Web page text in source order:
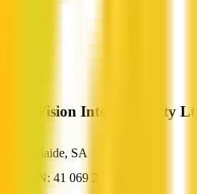
MindVision Interactive Pty Ltd
Adelaide, SA
ABN: 41 069 216 075